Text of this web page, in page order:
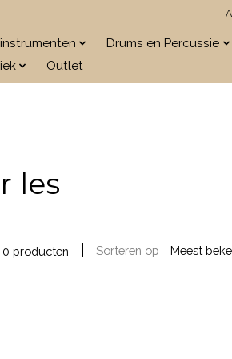
Drums en Percussie
Outlet
les
0 producten Sorteren op Meest